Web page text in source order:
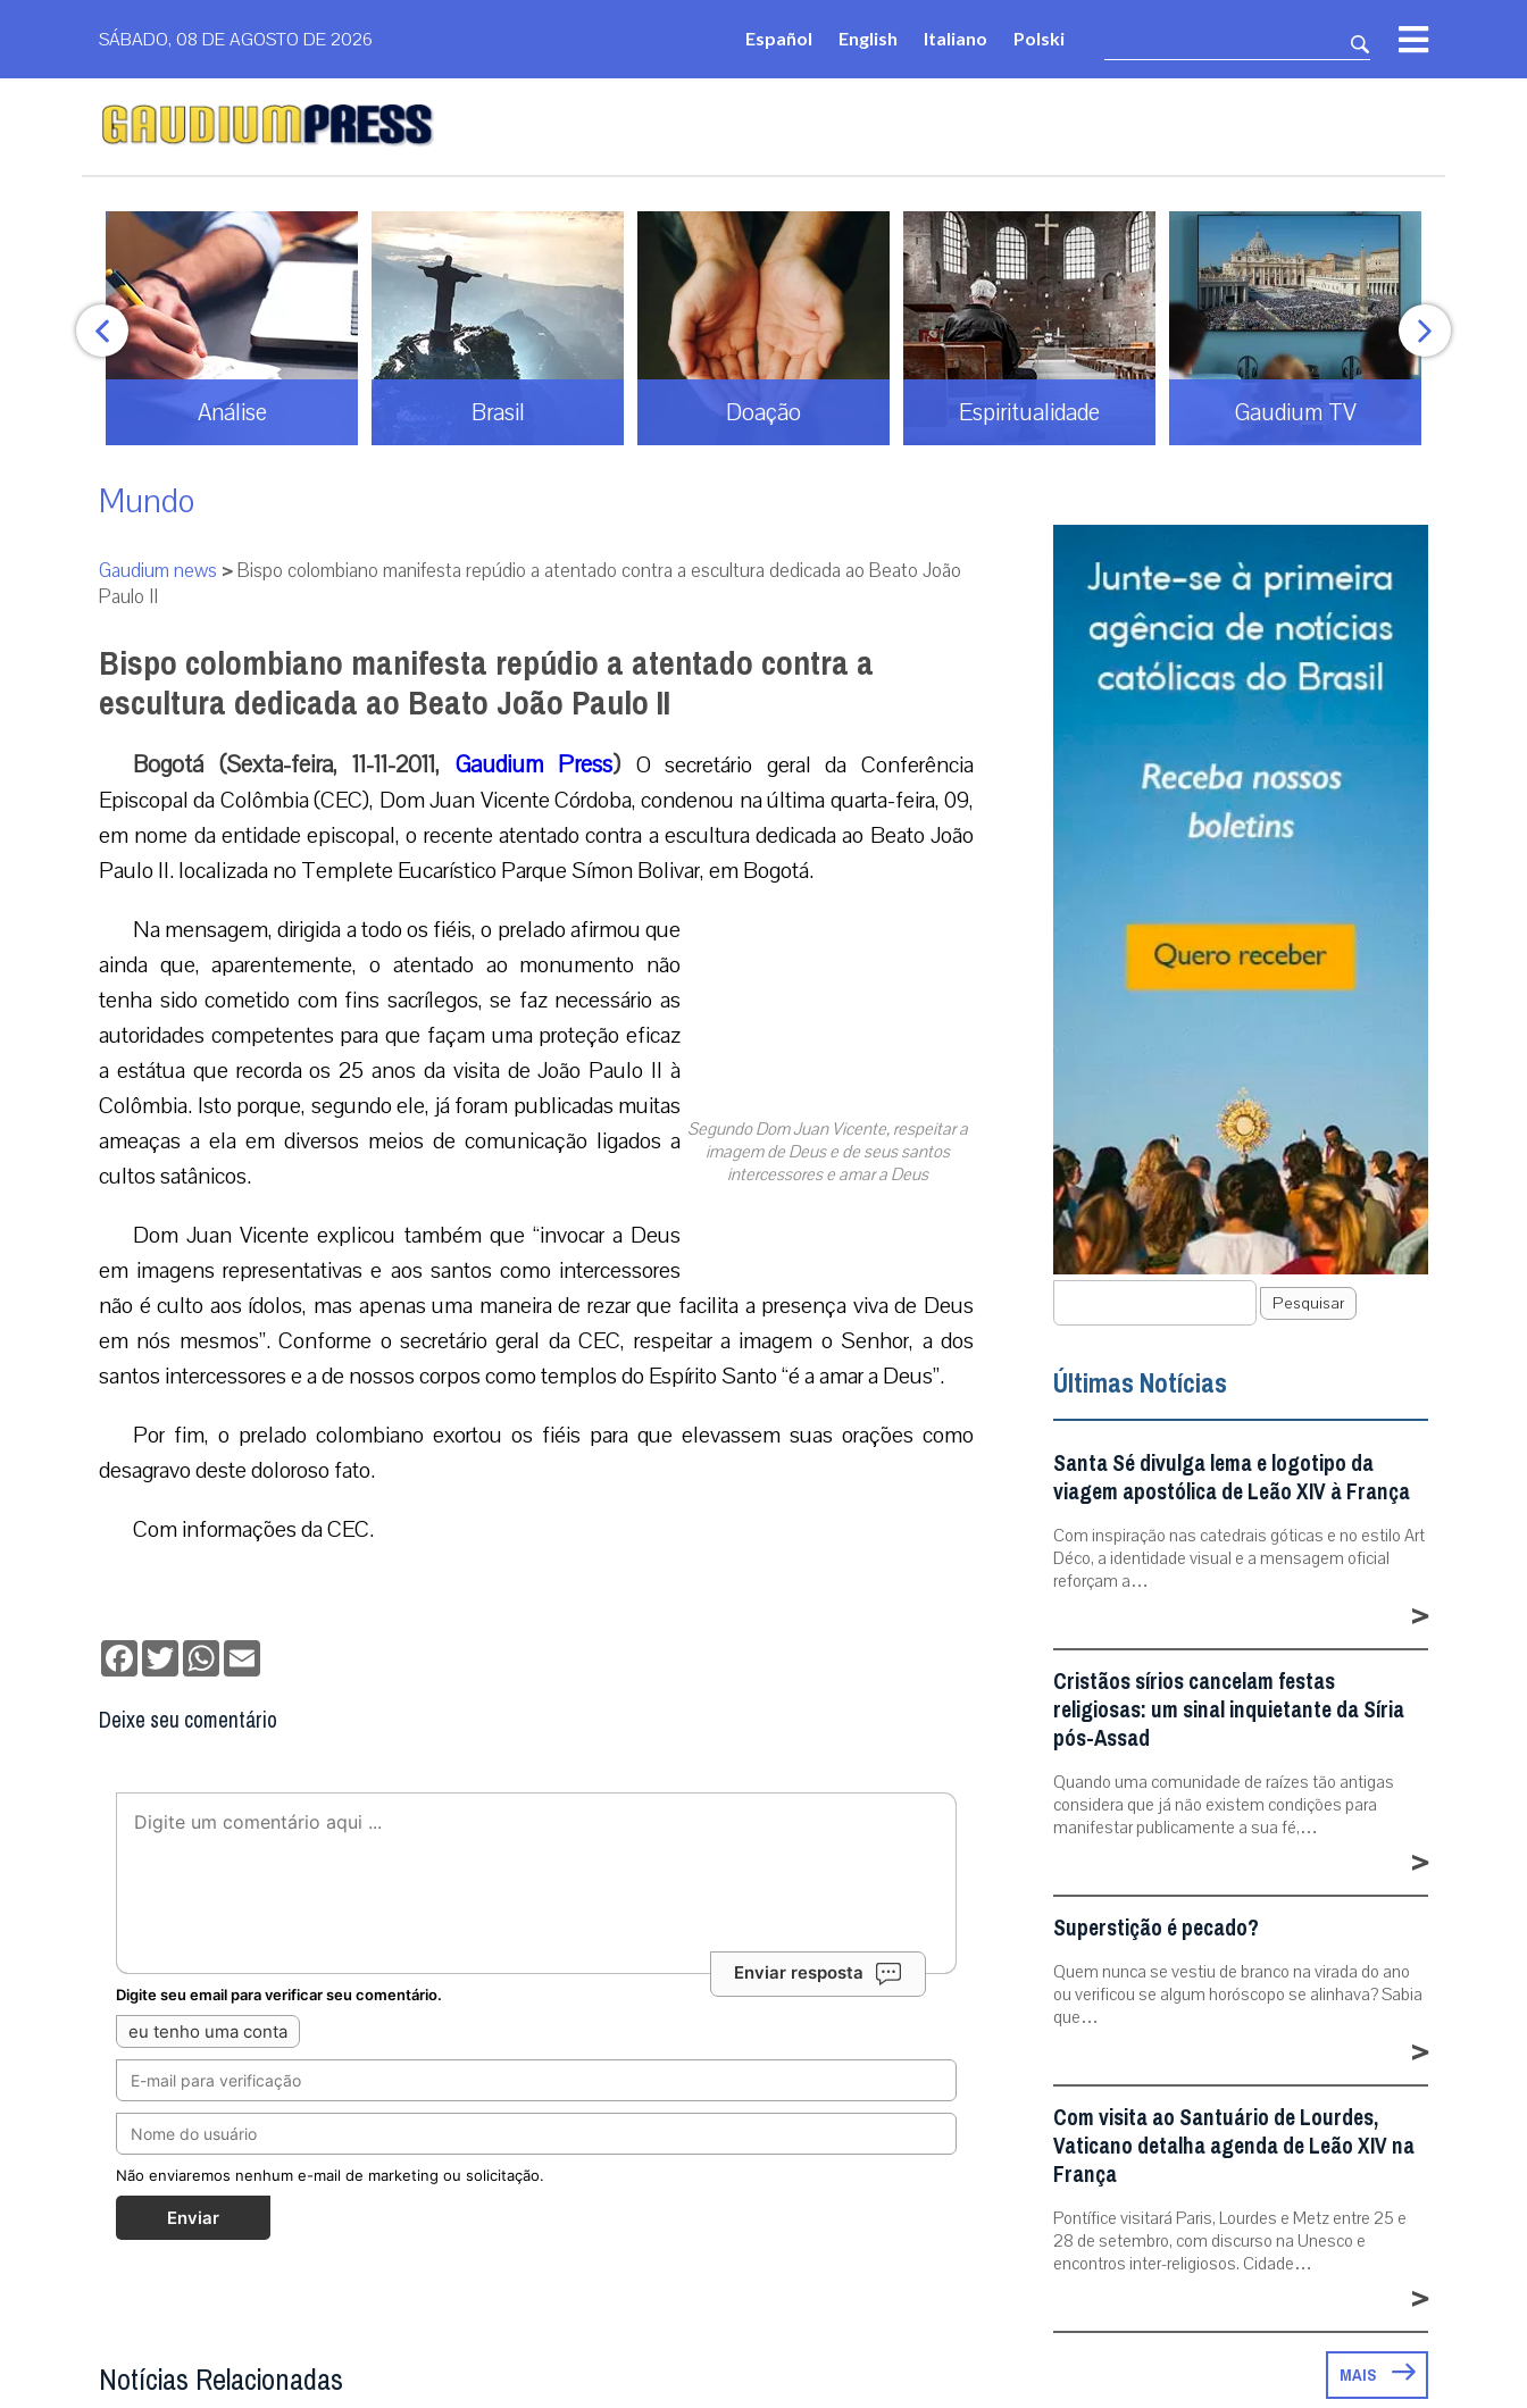
SÁBADO, 08 DE AGOSTO DE 2026 Español English Italiano Polski
Análise Brasil Doação Espiritualidade Gaudium TV
Mundo
Gaudium news >Bispo colombiano manifesta repúdio a atentado contra a escultura dedicada ao Beato João
Paulo II
Bispo colombiano manifesta repúdio a atentado contra a
escultura dedicada ao Beato João Paulo II
Bogotá (Sexta-feira, 11-11-2011, Gaudium Press) O secretário geral da Conferência
Episcopal da Colômbia (CEC), Dom Juan Vicente Córdoba, condenou na última quarta-feira, 09,
em nome da entidade episcopal, o recente atentado contra a escultura dedicada ao Beato João
Paulo II. localizada no Templete Eucarístico Parque Símon Bolivar, em Bogotá.
Segundo Dom Juan Vicente, respeitar a
imagem de Deus e de seus santos
intercessores e amar a Deus
Na mensagem, dirigida a todo os fiéis, o prelado afirmou que
ainda que, aparentemente, o atentado ao monumento não
tenha sido cometido com fins sacrílegos, se faz necessário as
autoridades competentes para que façam uma proteção eficaz
a estátua que recorda os 25 anos da visita de João Paulo II à
Colômbia. Isto porque, segundo ele, já foram publicadas muitas
ameaças a ela em diversos meios de comunicação ligados a
cultos satânicos.
Dom Juan Vicente explicou também que “invocar a Deus
em imagens representativas e aos santos como intercessores
não é culto aos ídolos, mas apenas uma maneira de rezar que facilita a presença viva de Deus
em nós mesmos”. Conforme o secretário geral da CEC, respeitar a imagem o Senhor, a dos
santos intercessores e a de nossos corpos como templos do Espírito Santo “é a amar a Deus”.
Por fim, o prelado colombiano exortou os fiéis para que elevassem suas orações como
desagravo deste doloroso fato.
Com informações da CEC.
Facebook
TwitterWhatsApp
Deixe seu comentário
Enviar resposta
Digite seu email para verificar seu comentário.
eu tenho uma conta
Não enviaremos nenhum e-mail de marketing ou solicitação.
Enviar
Notícias Relacionadas
Pesquisar
Últimas Notícias
Santa Sé divulga lema e logotipo da
viagem apostólica de Leão XIV à França
Com inspiração nas catedrais góticas e no estilo Art
Déco, a identidade visual e a mensagem oficial
reforçam a…
>
Cristãos sírios cancelam festas
religiosas: um sinal inquietante da Síria
pós-Assad
Quando uma comunidade de raízes tão antigas
considera que já não existem condições para
manifestar publicamente a sua fé,…
>
Superstição é pecado?
Quem nunca se vestiu de branco na virada do ano
ou verificou se algum horóscopo se alinhava? Sabia
que…
>
Com visita ao Santuário de Lourdes,
Vaticano detalha agenda de Leão XIV na
França
Pontífice visitará Paris, Lourdes e Metz entre 25 e
28 de setembro, com discurso na Unesco e
encontros inter-religiosos. Cidade…
>
MAIS